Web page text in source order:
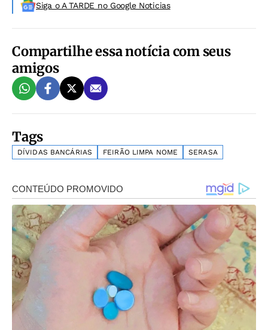
Siga o A TARDE no Google Noticias
Compartilhe essa notícia com seus
amigos
Tags
DÍVIDAS BANCÁRIAS FEIRÃO LIMPA NOME SERASA